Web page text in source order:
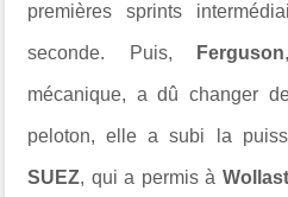
premières sprints
seconde. Puis, Ferguson
mécanique, a dû changer
peloton, elle a subi la
SUEZ, qui a permis à